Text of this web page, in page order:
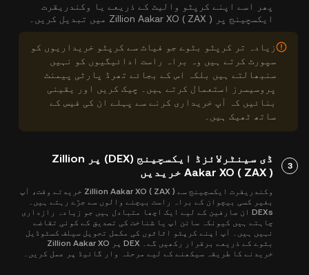
پھر اسے اپنے کرپٹو والیٹ کے ذریعے یا وکندریقرت
ایکسچینج پر Zillion Aakar XO ( ZAX ) میں تبدیل کریں۔
زیادہ تر کرپٹو بٹوے جو فیاٹ سے کرپٹو خریداریوں کو
سپورٹ کرتے ہیں وہ براہ راست ادائیگیوں کو نہیں
سنبھالتے ہیں بلکہ اس کے بجائے تھرڈ پارٹی پیمنٹ
پروسیسرز استعمال کرتے ہیں۔ چیک کریں اور یقینی
بنائیں کہ آپ خریداری کرنے سے پہلے ان کی فیس کے
ساتھ ٹھیک ہیں۔
3
ڈی سینٹرلائزڈ ایکسچینج (DEX) پر Zillion
Aakar XO ( ZAX ) خریدیں
وکندریقرت ایکسچینج سے Zillion Aakar XO ( ZAX ) خریدتے وقت، آپ
بغیر کسی بیچوان کے براہ راست بیچنے والوں سے جڑے رہتے ہیں۔
DEXs ان صارفین کے لیے ایک اچھا متبادل ہیں جو زیادہ رازداری
چاہتے ہیں کیونکہ سائن اپ یا شناخت کی تصدیق کے کوئی تقاضے
نہیں ہیں۔ آپ اپنے کرپٹو اثاثوں کی مکمل تحویل سیلف کسٹوڈیل
بٹوے کے ذریعے برقرار رکھیں گے۔ DEX پر Zillion Aakar XO
خریدنے کا طریقہ سیکھنے کے لیے مرحلہ وار گائیڈ پر عمل کریں۔